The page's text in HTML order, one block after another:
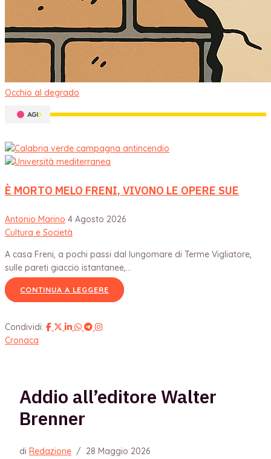
Occhio al degrado
È MORTO MELO FRENI, VIVONO LE OPERE SUE
Antonio Marino 4 Agosto 2026
Cultura e Società
A casa Freni, a pochi passi dal lungomare di Terme Vigliatore,
sulle pareti giaccio istantanee,...
CONTINUA A LEGGERE
Condividi:
Cronaca
Addio all’editore Walter
Brenner
di Redazione / 28 Maggio 2026